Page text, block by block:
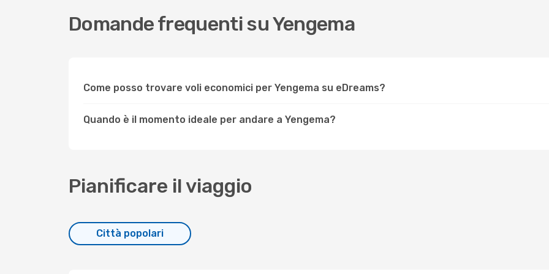
Domande frequenti su Yengema
Come posso trovare voli economici per Yengema su eDreams?
Quando è il momento ideale per andare a Yengema?
Pianificare il viaggio
Città popolari